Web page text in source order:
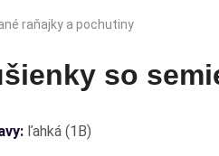
raňajky a pochutiny
so
ľahká (1B)